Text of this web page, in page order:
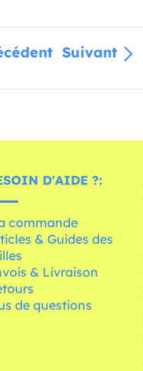
Suivant
D'AIDE ?:
commande
& Guides des
& Livraison
de questions